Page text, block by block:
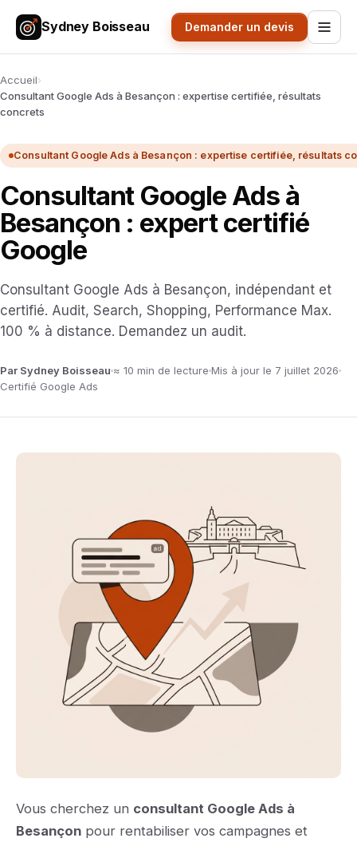
Sydney Boisseau Demander un devis
Accueil›
Consultant Google Ads à Besançon : expertise certifiée, résultats
concrets
Consultant Google Ads à Besançon : expertise certifiée, résultats
Consultant Google Ads à
Besançon : expert certifié
Google
Consultant Google Ads à Besançon, indépendant et
certifié. Audit, Search, Shopping, Performance Max.
100 % à distance. Demandez un audit.
Par Sydney Boisseau ≈ 10 min de lecture Mis à jour le 7 juillet 2026
Certifié Google Ads
Vous cherchez un consultant Google Ads à
Besançon pour rentabiliser vos campagnes et